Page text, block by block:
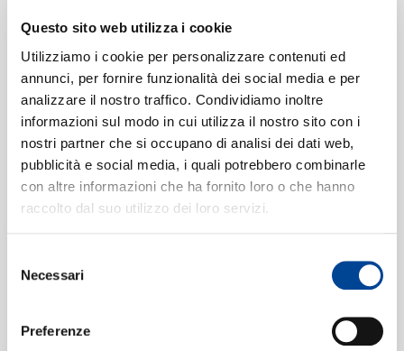
Questo sito web utilizza i cookie
Utilizziamo i cookie per personalizzare contenuti ed
annunci, per fornire funzionalità dei social media e per
analizzare il nostro traffico. Condividiamo inoltre
informazioni sul modo in cui utilizza il nostro sito con i
nostri partner che si occupano di analisi dei dati web,
pubblicità e social media, i quali potrebbero combinarle
con altre informazioni che ha fornito loro o che hanno
raccolto dal suo utilizzo dei loro servizi.
delNecessari
Preferenze
1 Music For A While
02:50
Jörg Ulrich Krah, Jeremy Joseph
Formati disponibili:
UPC:00602438920587
CHI SIAMO
CONTATTI
NEWSLETTER